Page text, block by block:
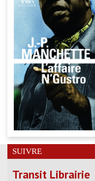
SUIVRE
Transit Librairie